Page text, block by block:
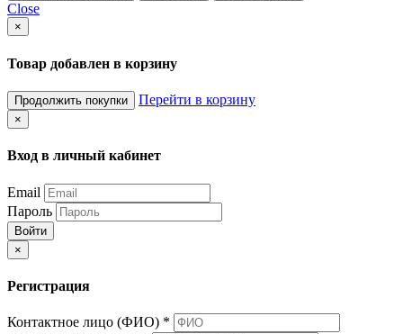
Close
×
Товар добавлен в корзину
Продолжить покупки Перейти в корзину
×
Вход в личный кабинет
Email
Пароль
Войти
×
Регистрация
Контактное лицо (ФИО) *